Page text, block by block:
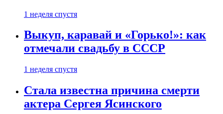
1 неделя спустя
Выкуп, каравай и «Горько!»: как
отмечали свадьбу в СССР
1 неделя спустя
Стала известна причина смерти
актера Сергея Ясинского